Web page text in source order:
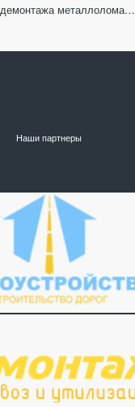
демонтажа металлолома…
Наши партнеры